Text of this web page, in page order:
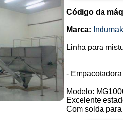
Código da
Marca: Indumak
Linha para
-
Modelo:
Excelente
Com solda